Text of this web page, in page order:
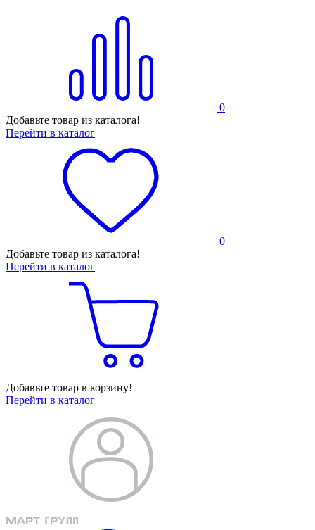
0
Добавьте товар из каталога!
Перейти в каталог
0
Добавьте товар из каталога!
Перейти в каталог
Добавьте товар в корзину!
Перейти в каталог